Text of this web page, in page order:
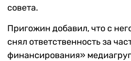
совета.
Пригожин добавил, что с
снял ответственность за
финансирования»